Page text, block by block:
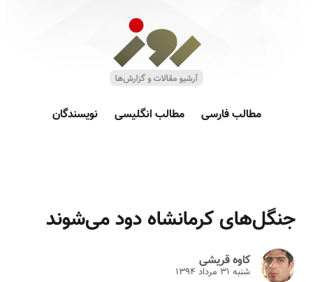
مطالب فارسی مطالب انگلیسی نویسندگان
جنگل‌های کرمانشاه دود می‌شوند
کاوه قریشی
شنبه ۳۱ مرداد ۱۳۹۴